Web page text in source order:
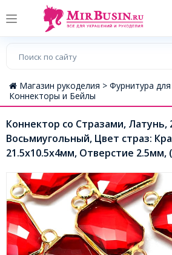
Магазин рукоделия > Фурнитура
Коннекторы и Бейлы
Коннектор со Стразами, Латунь,
Восьмиугольный, Цвет страз:
21.5x10.5x4мм, Отверстие 2.5мм,